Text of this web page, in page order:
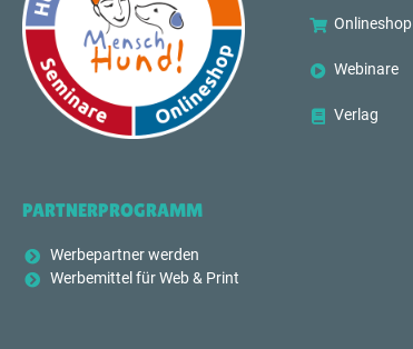
Onlineshop
Webinare
Verlag
PARTNERPROGRAMM
Werbepartner werden
Werbemittel für Web & Print